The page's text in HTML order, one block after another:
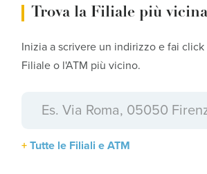
Trova la Filiale più vicina
Inizia a scrivere un indirizzo e fai
Filiale o l'ATM più vicino.
Tutte le Filiali e ATM